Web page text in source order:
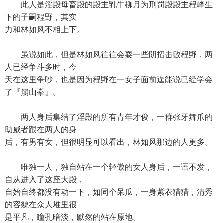
此人是淫殿母畜殿的殿主乳牛柳月为刑罚殿殿主程峰生
下的子嗣程野，其实
力和林如风不相上下。
虽说如此，但是林如风往往会耍一些阴招击败程野，两
人已经争斗多时，今
天在这里争吵，也是因为程野在一女子面前逞能说已经学会
了『崩山拳』。
两人身后集结了淫殿的所有青年才俊，一群张牙舞爪的
助威者跟在两人的身
后，有男有女，但很明显可以看出，林如风那边的人更多。
唯独一人，独自站在一个轻傲的女人身后，一语不发，
自从进入了这座大殿，
自始自终都没有动一下，如同个呆瓜，一身紫衣猎猎，清秀
的容貌在众人堆里很
是平凡，瞳孔暗淡，默然的站在原地。